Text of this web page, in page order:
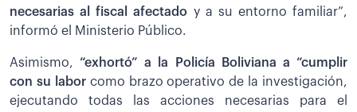
necesarias al fiscal afectado y a su entorno familiar”,
informó el Ministerio Público.
Asimismo, “exhortó” a la Policía Boliviana a “cumplir
con su laborcomo brazo operativo de la investigación,
ejecutando todas las acciones necesarias para el